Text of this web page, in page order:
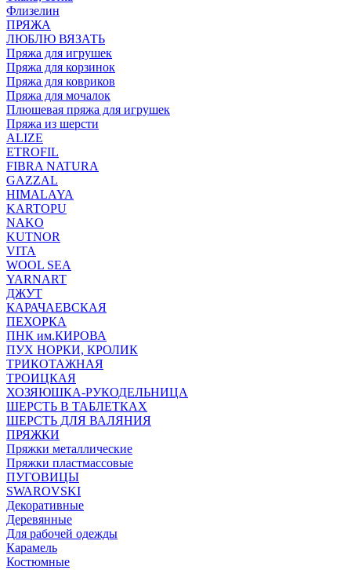
Флизелин
ПРЯЖА
ЛЮБЛЮ ВЯЗАТЬ
Пряжа для игрушек
Пряжа для корзинок
Пряжа для ковриков
Пряжа для мочалок
Плюшевая пряжа для игрушек
Пряжа из шерсти
ALIZE
ETROFIL
FIBRA NATURA
GAZZAL
HIMALAYA
KARTOPU
NAKO
KUTNOR
VITA
WOOL SEA
YARNART
ДЖУТ
КАРАЧАЕВСКАЯ
ПЕХОРКА
ПНК им.КИРОВА
ПУХ НОРКИ, КРОЛИК
ТРИКОТАЖНАЯ
ТРОИЦКАЯ
ХОЗЯЮШКА-РУКОДЕЛЬНИЦА
ШЕРСТЬ В ТАБЛЕТКАХ
ШЕРСТЬ ДЛЯ ВАЛЯНИЯ
ПРЯЖКИ
Пряжки металлические
Пряжки пластмассовые
ПУГОВИЦЫ
SWAROVSKI
Декоративные
Деревянные
Для рабочей одежды
Карамель
Костюмные